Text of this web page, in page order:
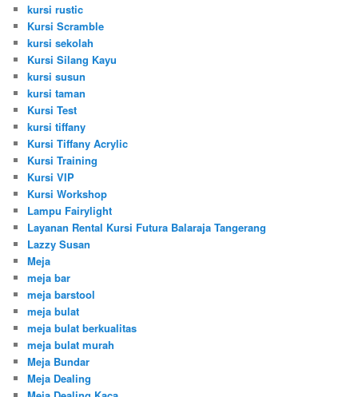
kursi rustic
Kursi Scramble
kursi sekolah
Kursi Silang Kayu
kursi susun
kursi taman
Kursi Test
kursi tiffany
Kursi Tiffany Acrylic
Kursi Training
Kursi VIP
Kursi Workshop
Lampu Fairylight
Layanan Rental Kursi Futura Balaraja Tangerang
Lazzy Susan
Meja
meja bar
meja barstool
meja bulat
meja bulat berkualitas
meja bulat murah
Meja Bundar
Meja Dealing